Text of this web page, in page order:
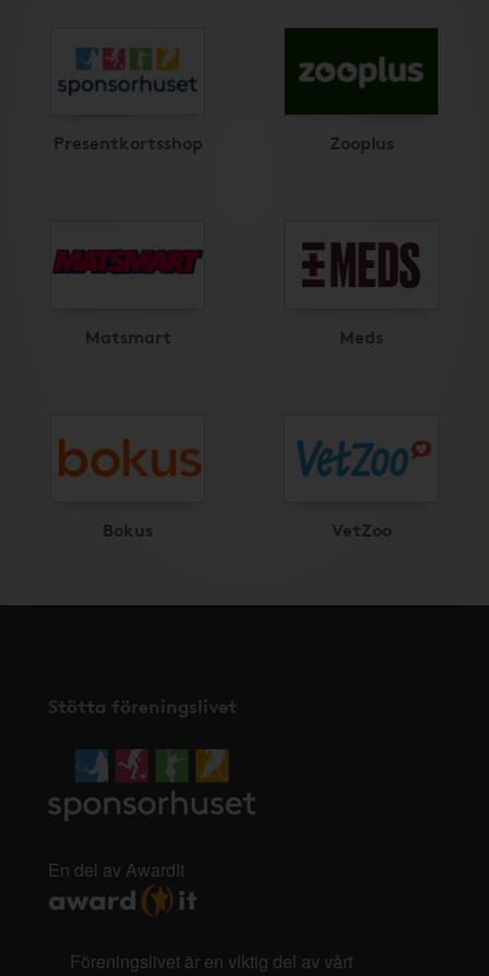
Presentkortsshop Zooplus
Matsmart Meds
Bokus VetZoo
Stötta föreningslivet
En del av AwardIt
Föreningslivet är en viktig del av vårt